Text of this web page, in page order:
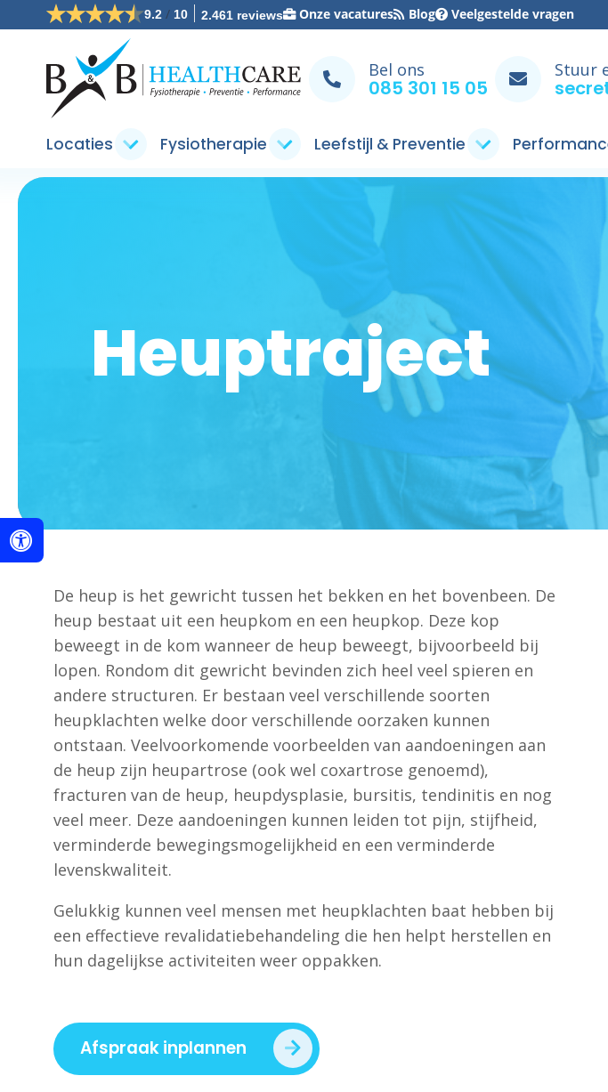
9.2 / 10 2.461 reviews Onze vacatures Blog Veelgestelde vragen
Bel ons
085 301 15 05
Stuur
Locaties Fysiotherapie Leefstijl & Preventie
Heuptraject
De heup is het gewricht tussen het bekken en het bovenbeen. De
heup bestaat uit een heupkom en een heupkop. Deze kop
beweegt in de kom wanneer de heup beweegt, bijvoorbeeld bij
lopen. Rondom dit gewricht bevinden zich heel veel spieren en
andere structuren. Er bestaan veel verschillende soorten
heupklachten welke door verschillende oorzaken kunnen
ontstaan. Veelvoorkomende voorbeelden van aandoeningen aan
de heup zijn heupartrose (ook wel coxartrose genoemd),
fracturen van de heup, heupdysplasie, bursitis, tendinitis en nog
veel meer. Deze aandoeningen kunnen leiden tot pijn, stijfheid,
verminderde bewegingsmogelijkheid en een verminderde
levenskwaliteit.
Gelukkig kunnen veel mensen met heupklachten baat hebben bij
een effectieve revalidatiebehandeling die hen helpt herstellen en
hun dagelijkse activiteiten weer oppakken.
Afspraak inplannen